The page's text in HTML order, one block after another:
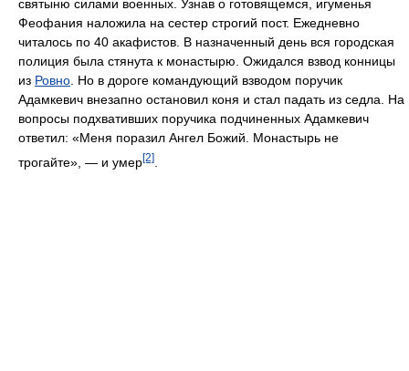
святыню силами военных. Узнав о готовящемся, игуменья
Феофания наложила на сестер строгий пост. Ежедневно
читалось по 40 акафистов. В назначенный день вся городская
полиция была стянута к монастырю. Ожидался взвод конницы
из Ровно . Но в дороге командующий взводом поручик
Адамкевич внезапно остановил коня и стал падать из седла. На
вопросы подхвативших поручика подчиненных Адамкевич
ответил: «Меня поразил Ангел Божий. Монастырь не
трогайте», — и умер[2]